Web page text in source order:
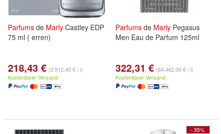
Parfums de Marly Castley EDP
75 ml ( erren)
218,43 € (2.912,40 € / l)
Kostenloser Versand
Parfums de Marly Pegasus
Men Eau de Parfum 125ml
322,31 € (64.462,00 € / l)
Kostenloser Versand
- 35%